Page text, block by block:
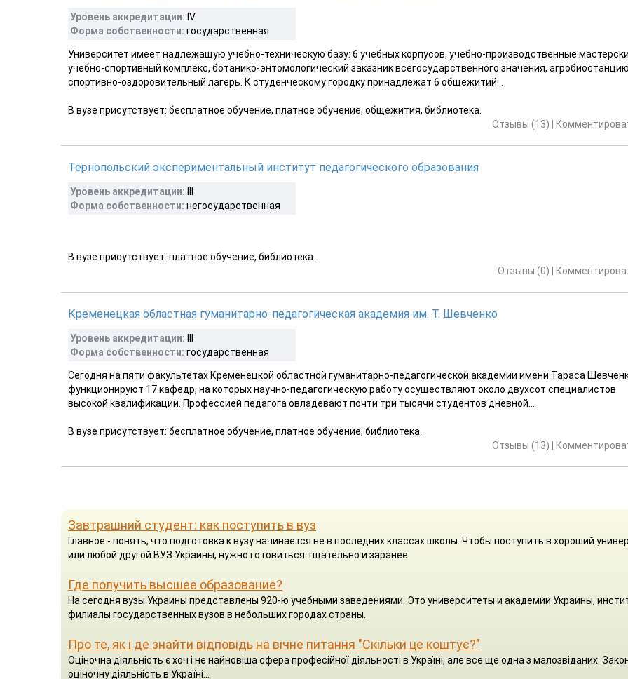
Уровень аккредитации: IV
Форма собственности: государственная
Университет имеет надлежащую учебно-техническую базу: 6 учебных корпусов, учебно-производственные
учебно-спортивный комплекс, ботанико-энтомологический заказник всегосударственного значения,
спортивно-оздоровительный лагерь. К студенческому городку принадлежат 6 общежитий...
В вузе присутствует: бесплатное обучение, платное обучение, общежития, библиотека.
Отзывы (13)
Тернопольский экспериментальный институт педагогического образования
Уровень аккредитации:
Форма собственности: негосударственная
В вузе присутствует: платное обучение, библиотека.
Отзывы (0)
Кременецкая областная гуманитарно-педагогическая академия им. Т. Шевченко
Уровень аккредитации:
Форма собственности: государственная
Сегодня на пяти факультетах Кременецкой областной гуманитарно-педагогической академии имени Тараса
функционируют 17 кафедр, на которых научно-педагогическую работу осуществляют около двухсот специалистов
высокой квалификации. Профессией педагога овладевают почти три тысячи студентов дневной...
В вузе присутствует: бесплатное обучение, платное обучение, библиотека.
Отзывы (13)
Завтрашний студент: как поступить в вуз
Главное - понять, что подготовка к вузу начинается не в последних классах школы. Чтобы поступить в хороший
или любой другой ВУЗ Украины, нужно готовиться тщательно и заранее.
Где получить высшее образование?
На сегодня вузы Украины представлены 920-ю учебными заведениями. Это университеты и академии Украины,
филиалы государственных вузов в небольших городах страны.
Про те, як і де знайти відповідь на вічне питання "Скільки це коштує?"
Оціночна діяльність є хоч і не найновіша сфера професійної діяльності в Україні, але все ще одна з малозвіданих.
оціночну діяльність в Україні...